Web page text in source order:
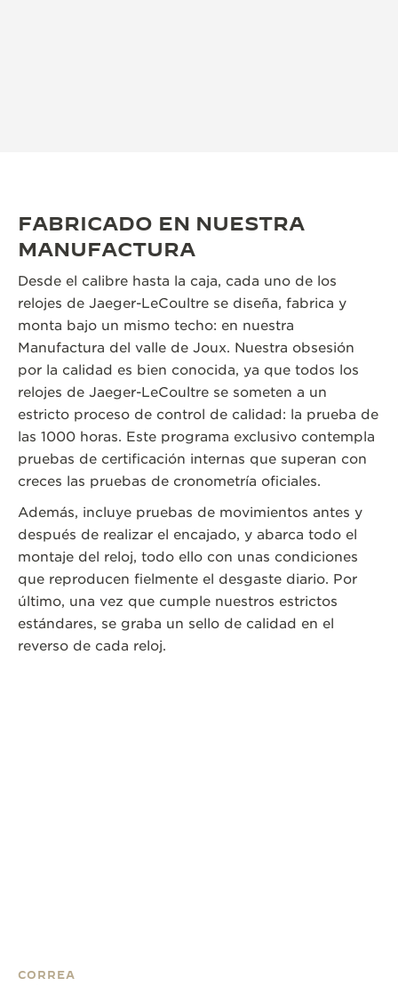
FABRICADO EN NUESTRA
MANUFACTURA
Desde el calibre hasta la caja, cada uno de los
relojes de Jaeger-LeCoultre se diseña, fabrica y
monta bajo un mismo techo: en nuestra
Manufactura del valle de Joux. Nuestra obsesión
por la calidad es bien conocida, ya que todos los
relojes de Jaeger-LeCoultre se someten a un
estricto proceso de control de calidad: la prueba de
las 1000 horas. Este programa exclusivo contempla
pruebas de certificación internas que superan con
creces las pruebas de cronometría oficiales.
Además, incluye pruebas de movimientos antes y
después de realizar el encajado, y abarca todo el
montaje del reloj, todo ello con unas condiciones
que reproducen fielmente el desgaste diario. Por
último, una vez que cumple nuestros estrictos
estándares, se graba un sello de calidad en el
reverso de cada reloj.
CORREA